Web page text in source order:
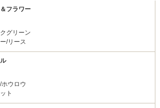
フラワー
グリーン
/リース
ホウロウ
ト